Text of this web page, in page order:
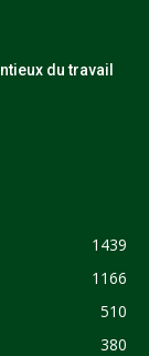
du travail
1439
1166
510
380